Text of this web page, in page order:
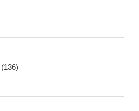
(136)